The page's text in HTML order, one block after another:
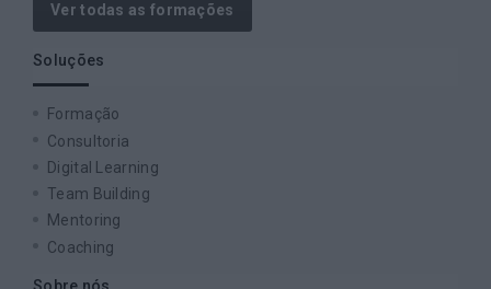
Ver todas as formações
Soluções
Formação
Consultoria
Digital Learning
Team Building
Mentoring
Coaching
Sobre nós